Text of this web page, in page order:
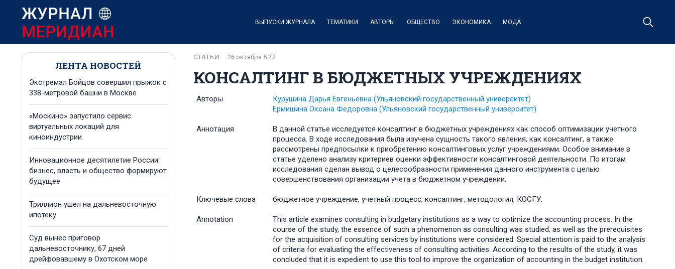
ВЫПУСКИ ЖУРНАЛА ТЕМАТИКИ АВТОРЫ ОБЩЕСТВО ЭКОНОМИКА МОДА
ЛЕНТА НОВОСТЕЙ
Экстремал Бойцов совершил прыжок с
338-метровой башни в Москве
«Москино» запустило сервис
виртуальных локаций для
киноиндустрии
Инновационное десятилетие России:
бизнес, власть и общество формируют
будущее
Триллион ушел на дальневосточную
ипотеку
Суд вынес приговор
дальневосточнику, 67 дней
дрейфовавшему в Охотском море
КОНСАЛТИНГ В БЮДЖЕТНЫХ УЧРЕЖДЕНИЯХ
СТАТЬИ 26 октября 5:27
Авторы Курушина Дарья Евгеньевна(Ульяновский государственный университет)
Ермишина Оксана Федоровна(Ульяновский государственный университет)
Аннотация
В данной статье исследуется консалтинг в бюджетных учреждениях как способ оптимизации учетного
процесса. В ходе исследования была изучена сущность такого явления, как консалтинг, а также
рассмотрены предпосылки к приобретению консалтинговых услуг учреждениями. Особое внимание в
статье уделено анализу критериев оценки эффективности консалтинговой деятельности. По итогам
исследования сделан вывод о целесообразности применения данного инструмента с целью
совершенствования организации учета в бюджетном учреждении.
Ключевые слова бюджетное учреждение, учетный процесс, консалтинг, методология, КОСГУ.
Annotation
This article examines consulting in budgetary institutions as a way to optimize the accounting process. In the
course of the study, the essence of such a phenomenon as consulting was studied, as well as the prerequisites
for the acquisition of consulting services by institutions were considered. Special attention is paid to the analysis
of criteria for evaluating the effectiveness of consulting activities. According to the results of the study, it was
concluded that it is expedient to use this tool to improve the organization of accounting in the budget institution.